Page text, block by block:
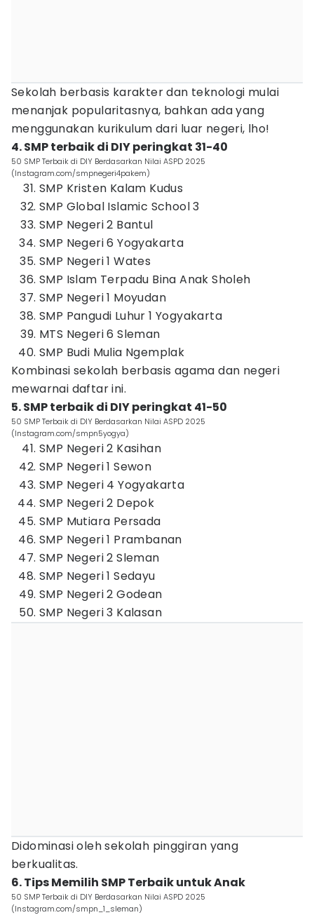
Sekolah berbasis karakter dan teknologi mulai
menanjak popularitasnya, bahkan ada yang
menggunakan kurikulum dari luar negeri, lho!
4. SMP terbaik di DIY peringkat 31-40
50 SMP Terbaik di DIY Berdasarkan Nilai ASPD 2025
(Instagram.com/smpnegeri4pakem)
SMP Kristen Kalam Kudus
SMP Global Islamic School 3
SMP Negeri 2 Bantul
SMP Negeri 6 Yogyakarta
SMP Negeri 1 Wates
SMP Islam Terpadu Bina Anak Sholeh
SMP Negeri 1 Moyudan
SMP Pangudi Luhur 1 Yogyakarta
MTS Negeri 6 Sleman
SMP Budi Mulia Ngemplak
Kombinasi sekolah berbasis agama dan negeri
mewarnai daftar ini.
5. SMP terbaik di DIY peringkat 41-50
50 SMP Terbaik di DIY Berdasarkan Nilai ASPD 2025
(Instagram.com/smpn5yogya)
SMP Negeri 2 Kasihan
SMP Negeri 1 Sewon
SMP Negeri 4 Yogyakarta
SMP Negeri 2 Depok
SMP Mutiara Persada
SMP Negeri 1 Prambanan
SMP Negeri 2 Sleman
SMP Negeri 1 Sedayu
SMP Negeri 2 Godean
SMP Negeri 3 Kalasan
Didominasi oleh sekolah pinggiran yang
berkualitas.
6. Tips Memilih SMP Terbaik untuk Anak
50 SMP Terbaik di DIY Berdasarkan Nilai ASPD 2025
(Instagram.com/smpn_1_sleman)